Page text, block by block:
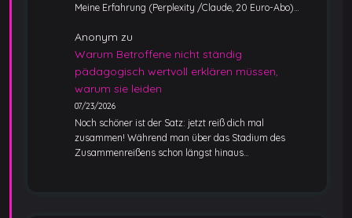
Meine Erfahrung (Perplexity /Claude, 20 Euro-Abo)…
Anonym zu
Warum Betroffene nicht ständig
pädagogisch wertvoll erklären müssen,
warum sie leiden
07/23/2026
Noch schöner ist der Satz: jetzt reiß dich mal
zusammen! Während man über das Stadium des
Zusammenreißens schon längst hinaus…